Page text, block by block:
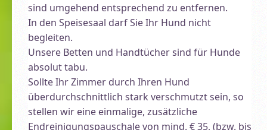
sind umgehend entsprechend zu entfernen.
In den Speisesaal darf Sie Ihr Hund nicht
begleiten.
Unsere Betten und Handtücher sind für Hunde
absolut tabu.
Sollte Ihr Zimmer durch Ihren Hund
überdurchschnittlich stark verschmutzt sein, so
stellen wir eine einmalige, zusätzliche
Endreinigungspauschale von mind. € 35, (bzw. bis